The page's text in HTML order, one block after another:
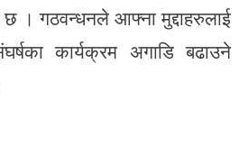
। गठवन्धनले आफ्ना मुद्दाहरुलाई
कार्यक्रम अगाडि बढाउने